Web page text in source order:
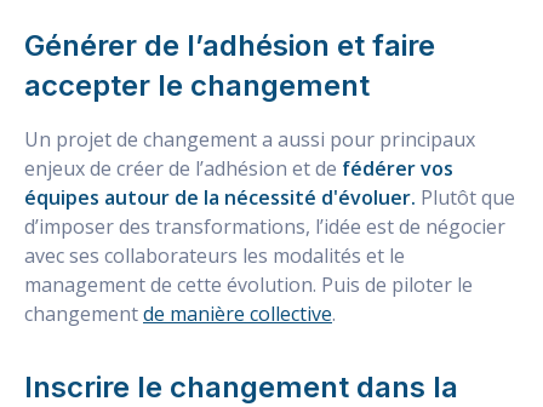
Générer de l’adhésion et faire
accepter le changement
Un projet de changement a aussi pour principaux
enjeux de créer de l’adhésion et de fédérer vos
équipes autour de la nécessité d'évoluer. Plutôt que
d’imposer des transformations, l’idée est de négocier
avec ses collaborateurs les modalités et le
management de cette évolution. Puis de piloter le
changementde manière collective.
Inscrire le changement dans la